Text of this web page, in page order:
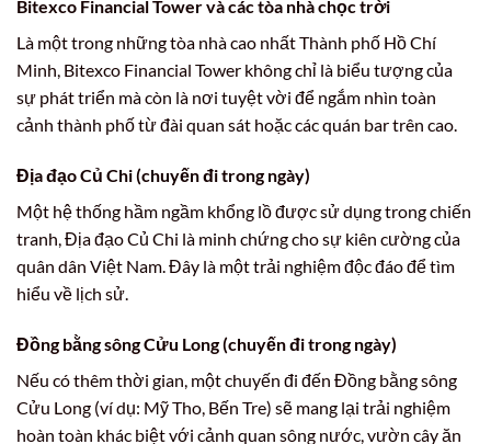
Bitexco Financial Tower và các tòa nhà chọc trời
Là một trong những tòa nhà cao nhất Thành phố Hồ Chí
Minh, Bitexco Financial Tower không chỉ là biểu tượng của
sự phát triển mà còn là nơi tuyệt vời để ngắm nhìn toàn
cảnh thành phố từ đài quan sát hoặc các quán bar trên cao.
Địa đạo Củ Chi (chuyến đi trong ngày)
Một hệ thống hầm ngầm khổng lồ được sử dụng trong chiến
tranh, Địa đạo Củ Chi là minh chứng cho sự kiên cường của
quân dân Việt Nam. Đây là một trải nghiệm độc đáo để tìm
hiểu về lịch sử.
Đồng bằng sông Cửu Long (chuyến đi trong ngày)
Nếu có thêm thời gian, một chuyến đi đến Đồng bằng sông
Cửu Long (ví dụ: Mỹ Tho, Bến Tre) sẽ mang lại trải nghiệm
hoàn toàn khác biệt với cảnh quan sông nước, vườn cây ăn